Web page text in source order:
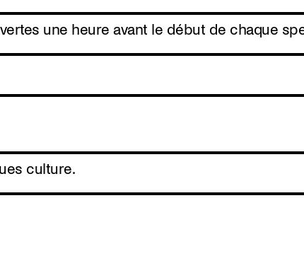
une heure avant le début de chaque
culture.